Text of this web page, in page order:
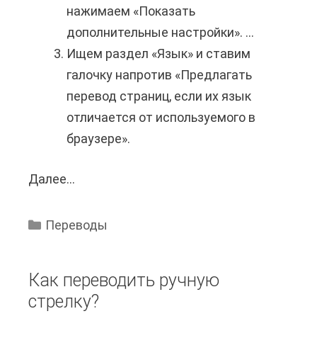
т
и
с
P
a
y
P
а
е
р
нажимаем «Показать
дополнительные настройки». ...
Ищем раздел «Язык» и ставим
галочку напротив «Предлагать
перевод страниц, если их язык
отличается от используемого в
браузере».
Далее...
о
л
а
Переводы
Как переводить ручную
стрелку?